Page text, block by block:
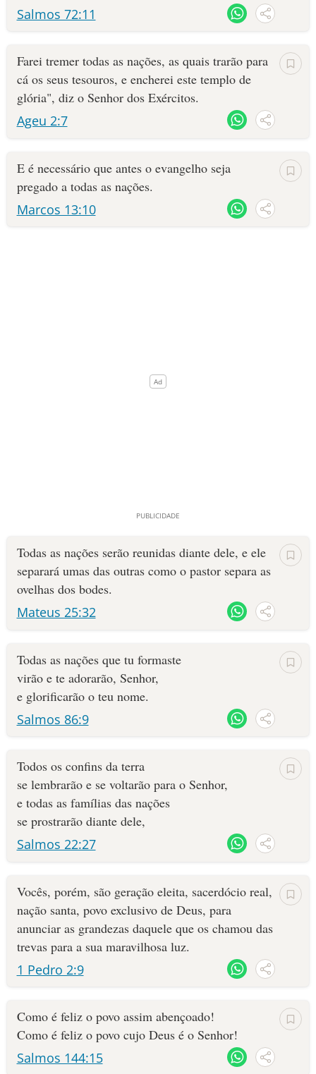
Salmos 72:11
Farei tremer todas as nações, as quais trarão para
cá os seus tesouros, e encherei este templo de
glória", diz o Senhor dos Exércitos.
Ageu 2:7
E é necessário que antes o evangelho seja
pregado a todas as nações.
Marcos 13:10
Todas as nações serão reunidas diante dele, e ele
separará umas das outras como o pastor separa as
ovelhas dos bodes.
Mateus 25:32
Todas as nações que tu formaste
virão e te adorarão, Senhor,
e glorificarão o teu nome.
Salmos 86:9
Todos os confins da terra
se lembrarão e se voltarão para o Senhor,
e todas as famílias das nações
se prostrarão diante dele,
Salmos 22:27
Vocês, porém, são geração eleita, sacerdócio real,
nação santa, povo exclusivo de Deus, para
anunciar as grandezas daquele que os chamou das
trevas para a sua maravilhosa luz.
1 Pedro 2:9
Como é feliz o povo assim abençoado!
Como é feliz o povo cujo Deus é o Senhor!
Salmos 144:15